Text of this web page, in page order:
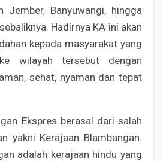
Jember, Banyuwangi, hingga
Hadirnya KA ini akan
kepada masyarakat yang
wilayah tersebut dengan
sehat, nyaman dan tepat
Ekspres berasal dari salah
yakni Kerajaan Blambangan.
adalah kerajaan hindu yang